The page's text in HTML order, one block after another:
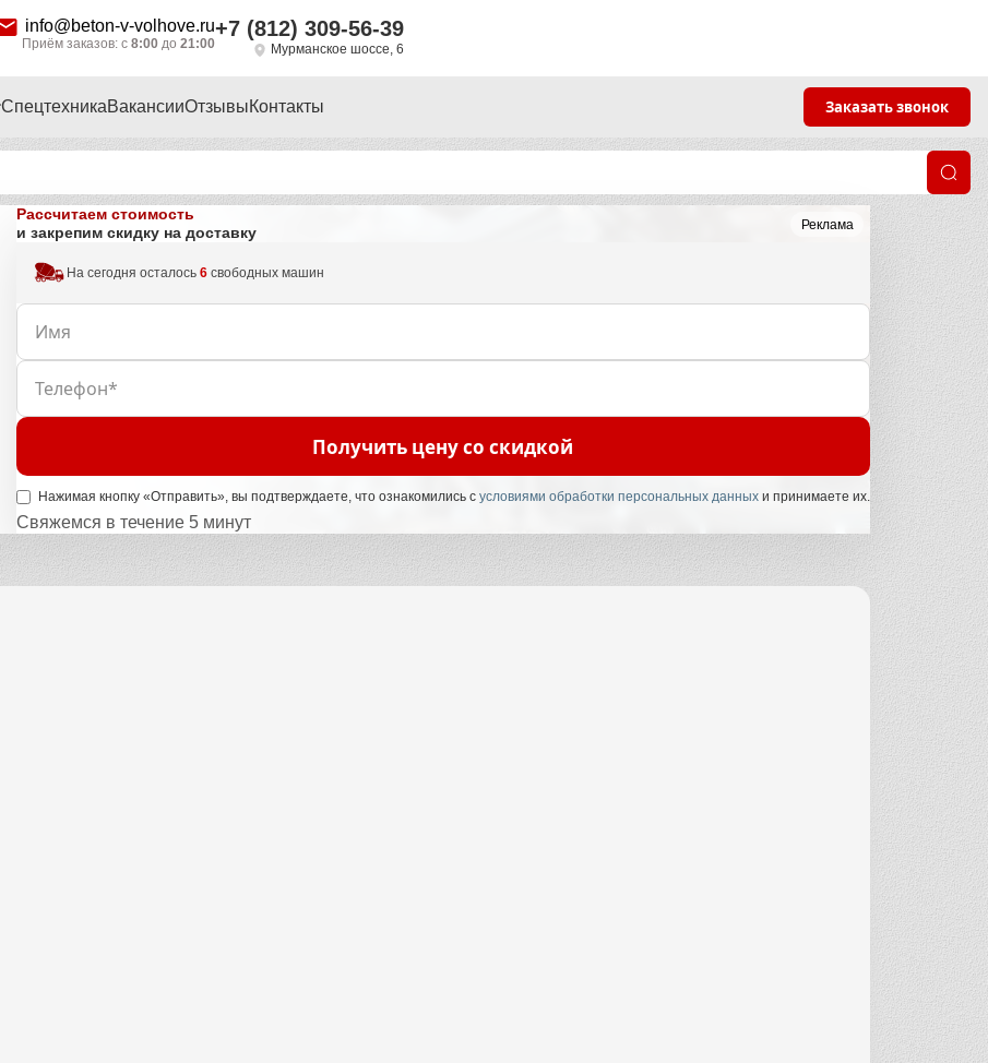
info@beton-v-volhove.ru
Приём заказов: с 8:00 до 21:00
+7 (812) 309-56-39
Мурманское шоссе, 6
СпецтехникаВакансииОтзывыКонтакты Заказать звонок
Реклама
Рассчитаем стоимость
и закрепим скидку на доставку
На сегодня осталось 6свободных машин
Получить цену со скидкой
Нажимая кнопку «Отправить», вы подтверждаете, что ознакомились с условиями обработки персональных данных и принимаете их.
Свяжемся в течение 5 минут